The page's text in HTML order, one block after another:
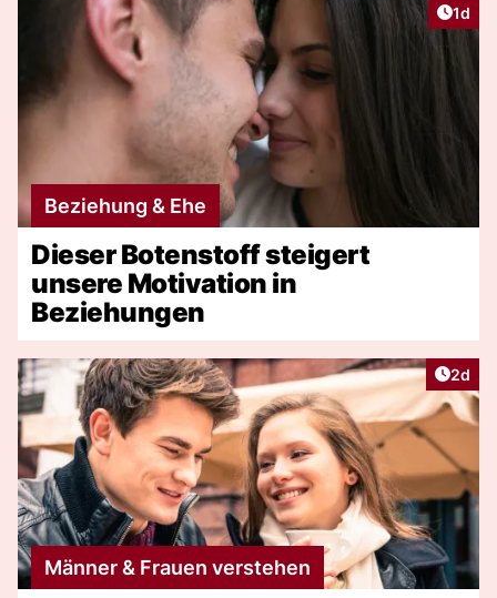
1d
Beziehung & Ehe
Dieser Botenstoff steigert
unsere Motivation in
Beziehungen
2d
Männer & Frauen verstehen